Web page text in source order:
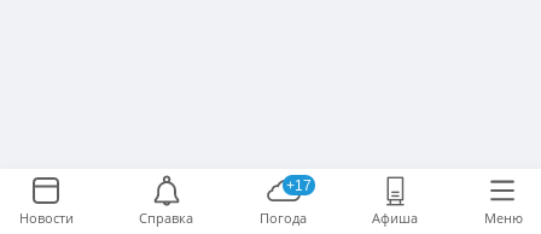
Новости Справка
+17
Погода Афиша Меню